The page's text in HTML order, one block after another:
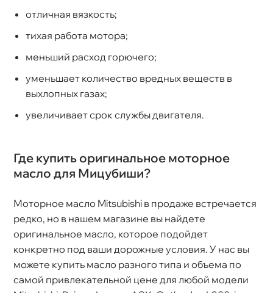
отличная вязкость;
тихая работа мотора;
меньший расход горючего;
уменьшает количество вредных вещест
ыхлопных газах;
увеличивает срок службы двигателя.
Где купить оригинальное моторное
масло для Мицубиши?
Моторное масло Mitsubishi в продаже встречается
редко, но в нашем магазине вы найдете
оригинальное масло, которое подойдет
конкретно под ваши дорожные условия. У нас вы
можете купить масло разного типа и объема по
самой привлекательной цене для любой модели